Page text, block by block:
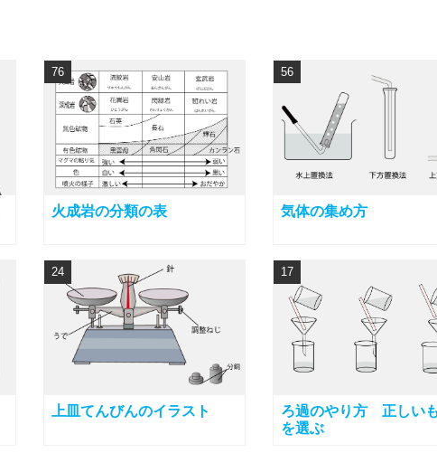
火成岩の分類の表
76
気体の集め方
56
上皿てんびんのイラスト
24
ろ過のやり方 正しい
を選ぶ
17